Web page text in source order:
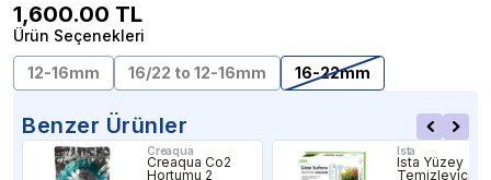
1,600.00 TL
Ürün Seçenekleri
12-16mm
16/22 to 12-16mm 16-22mm
Benzer Ürünler
Creaqua
Creaqua Co2
Hortumu 2
Ista
Ista Yüzey
Temizleyici